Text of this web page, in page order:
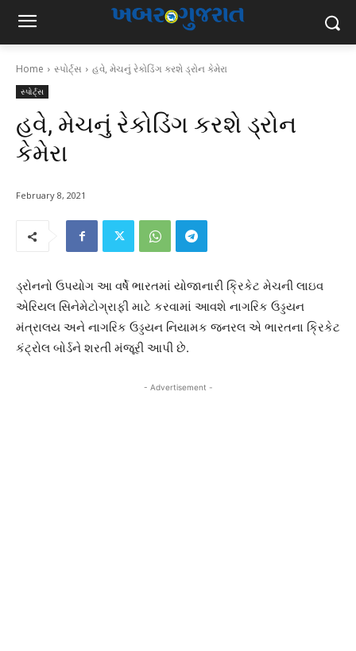
Home સ્પોર્ટ્સ હવે, મેચનું રેકોડિંગ કરશે ડ્રોન કેમેરા
સ્પોર્ટ્સ
હવે, મેચનું રેકોડિંગ કરશે ડ્રોન
કેમેરા
February 8, 2021
ડ્રોનનો ઉપયોગ આ વર્ષે ભારતમાં યોજાનારી ક્રિકેટ મેચની લાઇવ
એરિયલ સિનેમેટોગ્રાફી માટે કરવામાં આવશે નાગરિક ઉડ્ડયન
મંત્રાલય અને નાગરિક ઉડ્ડયન નિયામક જનરલ એ ભારતના ક્રિકેટ
કંટ્રોલ બોર્ડને શરતી મંજૂરી આપી છે.
- Advertisement -